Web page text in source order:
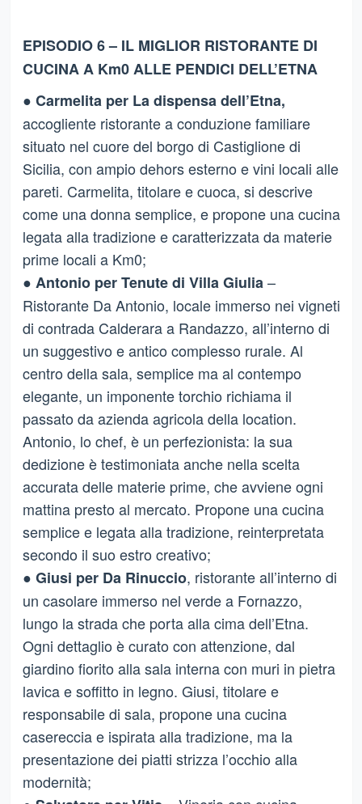
EPISODIO 6 – IL MIGLIOR RISTORANTE DI
CUCINA A Km0 ALLE PENDICI DELL’ETNA
● Carmelita per La dispensa dell’Etna,
accogliente ristorante a conduzione familiare
situato nel cuore del borgo di Castiglione di
Sicilia, con ampio dehors esterno e vini locali alle
pareti. Carmelita, titolare e cuoca, si descrive
come una donna semplice, e propone una cucina
legata alla tradizione e caratterizzata da materie
prime locali a Km0;
● Antonio per Tenute di Villa Giulia –
Ristorante Da Antonio, locale immerso nei vigneti
di contrada Calderara a Randazzo, all’interno di
un suggestivo e antico complesso rurale. Al
centro della sala, semplice ma al contempo
elegante, un imponente torchio richiama il
passato da azienda agricola della location.
Antonio, lo chef, è un perfezionista: la sua
dedizione è testimoniata anche nella scelta
accurata delle materie prime, che avviene ogni
mattina presto al mercato. Propone una cucina
semplice e legata alla tradizione, reinterpretata
secondo il suo estro creativo;
● Giusi per Da Rinuccio, ristorante all’interno di
un casolare immerso nel verde a Fornazzo,
lungo la strada che porta alla cima dell’Etna.
Ogni dettaglio è curato con attenzione, dal
giardino fiorito alla sala interna con muri in pietra
lavica e soffitto in legno. Giusi, titolare e
responsabile di sala, propone una cucina
casereccia e ispirata alla tradizione, ma la
presentazione dei piatti strizza l’occhio alla
modernità;